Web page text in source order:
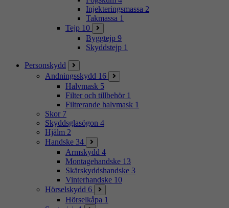
Injekteringsmassa 2
Takmassa 1
Tejp 10
Byggtejp 9
Skyddstejp 1
Personskydd
Andningsskydd 16
Halvmask 5
Filter och tillbehör 1
Filtrerande halvmask 1
Skor 7
Skyddsglasögon 4
Hjälm 2
Handske 34
Armskydd 4
Montagehandske 13
Skärskyddshandske 3
Vinterhandske 10
Hörselskydd 6
Hörselkåpa 1